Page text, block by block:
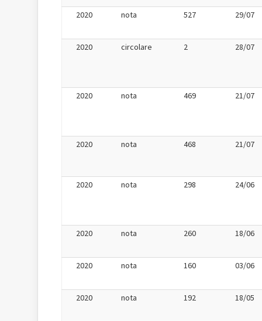
2020 nota 527 29/07
2020 circolare 2 28/07
2020 nota 469 21/07
2020 nota 468 21/07
2020 nota 298 24/06
2020 nota 260 18/06
2020 nota 160 03/06
2020 nota 192 18/05